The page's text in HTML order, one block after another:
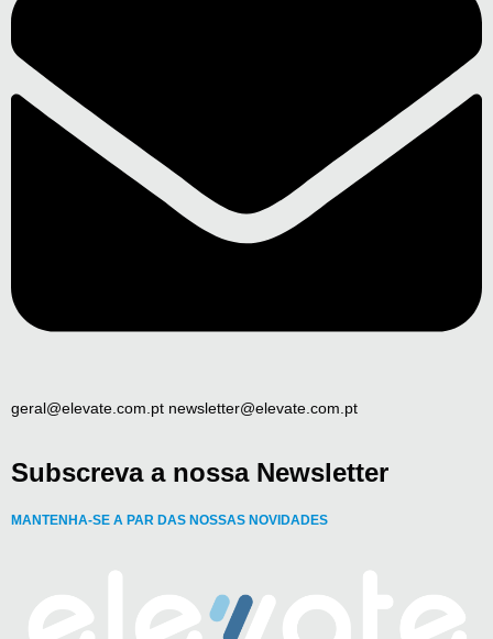
geral@elevate.com.pt newsletter@elevate.com.pt
Subscreva a nossa Newsletter
MANTENHA-SE A PAR DAS NOSSAS NOVIDADES